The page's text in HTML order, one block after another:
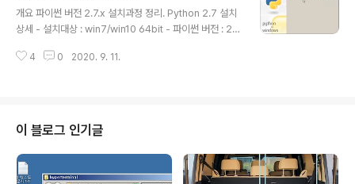
설치과정에 대한 설명. Python 환경 창에서 패키지 탭을
선택하면 현재 설치된 패키지 목록이 표시된다. 아래 그림
다. 검색창에 설할 패키지 이름을 입력하면 자동으로 보이
개요 파이썬 버전 2.7.x 설치과정 정리. Python 2.7 설치
상세 - 설치대상 : win7/win10 64bit - 파이썬 버전 : 2.7.
에서는 가장 최신버전) 설치파일 다운로드 주소 : https://
없음. - 아래 동영상에서 다운로드부터 설치, 정상설치여부
확인 과정까지 상세보임. Python 3.8 설치. 2020. 09. 1
1- 이전 버전 2.7 은 더 이상 사용할 일도 없어져서 제거하
고 현재 최신버전인 3.8.6rc1 64..
4 0 2020. 9. 11.
이 블로그 인기글